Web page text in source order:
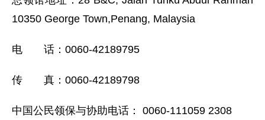
10350 George Town,Penang, Malaysia
电 话：0060-42189795
传 真：0060-42189798
中国公民领保与协助电话： 0060-111059 2308